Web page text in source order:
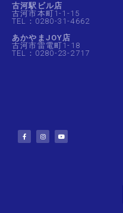
古河駅ビル店
古河市本町1-1-15
TEL：0280-31-4662
あかやまJOY店
古河市雷電町1-18
TEL：0280-23-2717